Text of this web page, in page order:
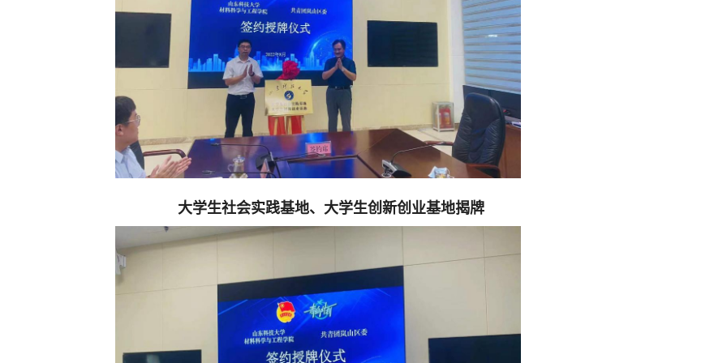
大学生社会实践基地、大学生创新创业基地揭牌